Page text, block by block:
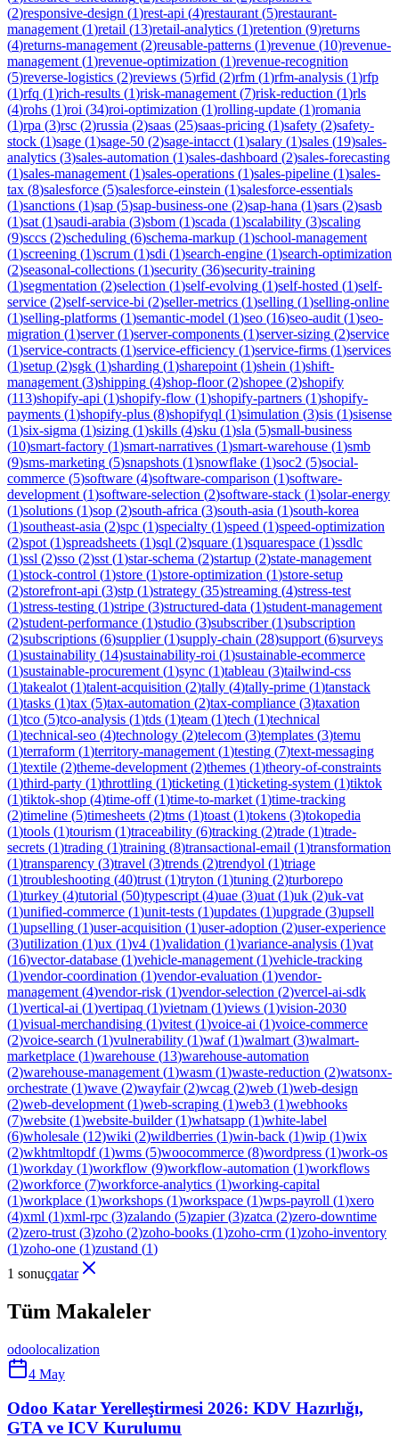
(2)responsive-design (1)rest-api (4)restaurant (5)restaurant-
management (1)retail (13)retail-analytics (1)retention (9)returns
(4)returns-management (2)reusable-patterns (1)revenue (10)revenue-
management (1)revenue-optimization (1)revenue-recognition
(5)reverse-logistics (2)reviews (5)rfid (2)rfm (1)rfm-analysis (1)rfp
(1)rfq (1)rich-results (1)risk-management (7)risk-reduction (1)rls
(4)rohs (1)roi (34)roi-optimization (1)rolling-update (1)romania
(1)rpa (3)rsc (2)russia (2)saas (25)saas-pricing (1)safety (2)safety-
stock (1)sage (1)sage-50 (2)sage-intacct (1)salary (1)sales (19)sales-
analytics (3)sales-automation (1)sales-dashboard (2)sales-forecasting
(1)sales-management (1)sales-operations (1)sales-pipeline (1)sales-
tax (8)salesforce (5)salesforce-einstein (1)salesforce-essentials
(1)sanctions (1)sap (5)sap-business-one (2)sap-hana (1)sars (2)sasb
(1)sat (1)saudi-arabia (3)sbom (1)scada (1)scalability (3)scaling
(9)sccs (2)scheduling (6)schema-markup (1)school-management
(1)screening (1)scrum (1)sdi (1)search-engine (1)search-optimization
(2)seasonal-collections (1)security (36)security-training
(1)segmentation (2)selection (1)self-evolving (1)self-hosted (1)self-
service (2)self-service-bi (2)seller-metrics (1)selling (1)selling-online
(1)selling-platforms (1)semantic-model (1)seo (16)seo-audit (1)seo-
migration (1)server(1)server-components (1)server-sizing (2)service
(1)service-contracts (1)service-efficiency (1)service-firms (1)services
(1)setup (2)sgk (1)sharding (1)sharepoint (1)shein (1)shift-
management (3)shipping (4)shop-floor(2)shopee (2)shopify
(113)shopify-api (1)shopify-flow (1)shopify-partners (1)shopify-
payments (1)shopify-plus (8)shopifyql (1)simulation (3)sis (1)sisense
(1)six-sigma (1)sizing (1)skills (4)sku (1)sla (5)small-business
(10)smart-factory (1)smart-narratives (1)smart-warehouse (1)smb
(9)sms-marketing (5)snapshots (1)snowflake (1)soc2 (5)social-
commerce (5)software (4)software-comparison (1)software-
development (1)software-selection (2)software-stack (1)solar-energy
(1)solutions (1)sop (2)south-africa (3)south-asia (1)south-korea
(1)southeast-asia (2)spc (1)specialty (1)speed (1)speed-optimization
(2)spot (1)spreadsheets (1)sql (2)square (1)squarespace (1)ssdlc
(1)ssl (2)sso (2)sst (1)star-schema (2)startup (2)state-management
(1)stock-control (1)store (1)store-optimization (1)store-setup
(2)storefront-api (3)stp (1)strategy (35)streaming (4)stress-test
(1)stress-testing (1)stripe (3)structured-data (1)student-management
(2)student-performance (1)studio (3)subscriber(1)subscription
(2)subscriptions (6)supplier(1)supply-chain (28)support (6)surveys
(1)sustainability (14)sustainability-roi (1)sustainable-ecommerce
(1)sustainable-procurement (1)sync (1)tableau (3)tailwind-css
(1)takealot (1)talent-acquisition (2)tally (4)tally-prime (1)tanstack
(1)tasks (1)tax (5)tax-automation (2)tax-compliance (3)taxation
(1)tco (5)tco-analysis (1)tds (1)team (1)tech (1)technical
(1)technical-seo (4)technology (2)telecom (3)templates (3)temu
(1)terraform (1)territory-management (1)testing (7)text-messaging
(1)textile (2)theme-development (2)themes (1)theory-of-constraints
(1)third-party (1)throttling (1)ticketing (1)ticketing-system (1)tiktok
(1)tiktok-shop (4)time-off(1)time-to-market (1)time-tracking
(2)timeline (5)timesheets (2)tms (1)toast (1)tokens (3)tokopedia
(1)tools (1)tourism (1)traceability (6)tracking (2)trade (1)trade-
secrets (1)trading (1)training (8)transactional-email (1)transformation
(1)transparency (3)travel (3)trends (2)trendyol (1)triage
(1)troubleshooting (40)trust (1)tryton (1)tuning (2)turborepo
(1)turkey (4)tutorial (50)typescript (4)uae (3)uat (1)uk (2)uk-vat
(1)unified-commerce (1)unit-tests (1)updates (1)upgrade (3)upsell
(1)upselling (1)user-acquisition (1)user-adoption (2)user-experience
(3)utilization (1)ux (1)v4 (1)validation (1)variance-analysis (1)vat
(16)vector-database (1)vehicle-management (1)vehicle-tracking
(1)vendor-coordination (1)vendor-evaluation (1)vendor-
management (4)vendor-risk (1)vendor-selection (2)vercel-ai-sdk
(1)vertical-ai (1)vertipaq (1)vietnam (1)views (1)vision-2030
(1)visual-merchandising (1)vitest (1)voice-ai (1)voice-commerce
(2)voice-search (1)vulnerability (1)waf(1)walmart (3)walmart-
marketplace (1)warehouse (13)warehouse-automation
(2)warehouse-management (1)wasm (1)waste-reduction (2)watsonx-
orchestrate (1)wave (2)wayfair(2)wcag (2)web (1)web-design
(2)web-development (1)web-scraping (1)web3 (1)webhooks
(7)website (1)website-builder(1)whatsapp (1)white-label
(6)wholesale (12)wiki (2)wildberries (1)win-back (1)wip (1)wix
(2)wkhtmltopdf(1)wms (5)woocommerce (8)wordpress (1)work-os
(1)workday (1)workflow (9)workflow-automation (1)workflows
(2)workforce (7)workforce-analytics (1)working-capital
(1)workplace (1)workshops (1)workspace (1)wps-payroll (1)xero
(4)xml (1)xml-rpc (3)zalando (5)zapier(3)zatca (2)zero-downtime
(2)zero-trust (3)zoho (2)zoho-books (1)zoho-crm (1)zoho-inventory
(1)zoho-one (1)zustand (1)
1 sonuçqatar
Tüm Makaleler
odoolocalization
4 May
Odoo Katar Yerelleştirmesi 2026: KDV Hazırlığı,
GTA ve ICV Kurulumu